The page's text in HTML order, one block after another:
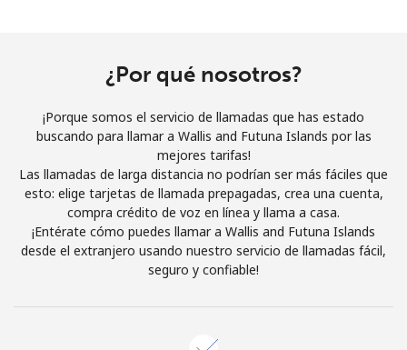
Al abrir una cuenta en este sitio web, estoy de acuerdo con
Términos y condiciones.
Únete
¡Hola!
¿Por qué nosotros?
¡Porque somos el servicio de llamadas que has estado
buscando para llamar a Wallis and Futuna Islands por las
mejores tarifas!
Las llamadas de larga distancia no podrían ser más fáciles que
esto: elige tarjetas de llamada prepagadas, crea una cuenta,
compra crédito de voz en línea y llama a casa.
¡Entérate cómo puedes llamar a Wallis and Futuna Islands
desde el extranjero usando nuestro servicio de llamadas fácil,
seguro y confiable!